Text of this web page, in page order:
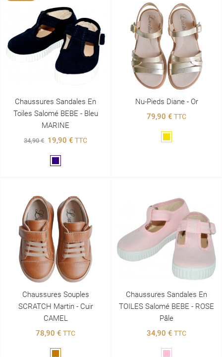
Chaussures Sandales En
Toiles Salomé BEBE - Bleu
MARINE
34,90 € 19,90 € TTC
Nu-Pieds Diane - Or
79,90 € TTC
Chaussures Souples
SCRATCH Martin - Cuir
CAMEL
78,90 € TTC
Chaussures Sandales En
TOILES Salomé BEBE - ROSE
Pâle
34,90 € TTC